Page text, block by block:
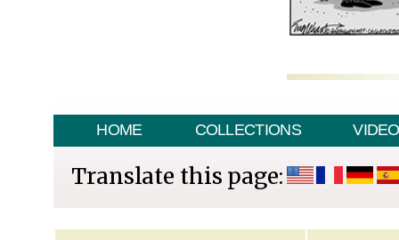
HOME COLLECTIONS VIDEO
Translate this page: